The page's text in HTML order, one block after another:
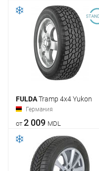
FULDATramp 4x4 Yukon
Германия
от 2 009 MDL